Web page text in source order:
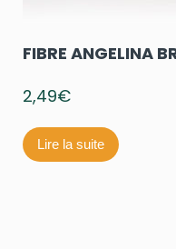
FIBRE ANGELINA
2,49€
Lire la suite